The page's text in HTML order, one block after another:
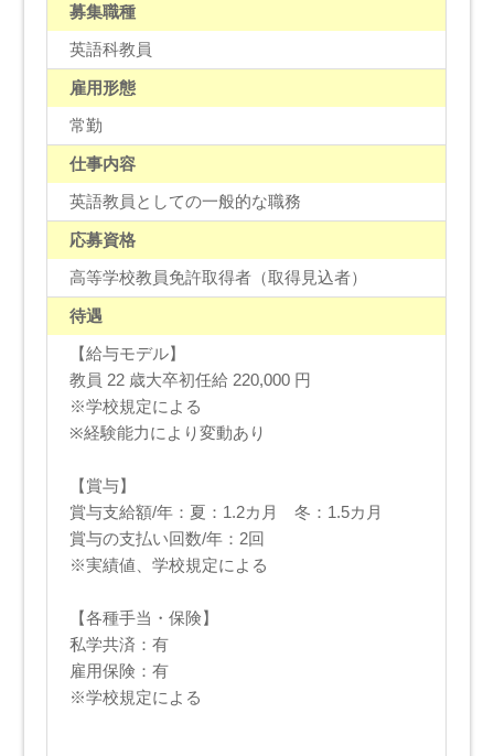
募集職種
英語科教員
雇用形態
常勤
仕事内容
英語教員としての一般的な職務
応募資格
高等学校教員免許取得者（取得見込者）
待遇
【給与モデル】
教員 22 歳大卒初任給 220,000 円
※学校規定による
※経験能力により変動あり
【賞与】
賞与支給額/年：夏：1.2カ月 冬：1.5カ月
賞与の支払い回数/年：2回
※実績値、学校規定による
【各種手当・保険】
私学共済：有
雇用保険：有
※学校規定による